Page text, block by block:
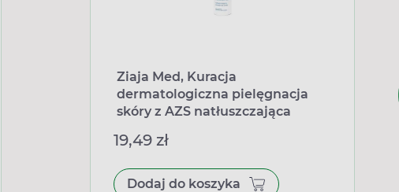
Ziaja Med, Kuracja
dermatologiczna pielęgnacja
skóry z AZS natłuszczająca
19,49 zł
Dodaj do koszyka